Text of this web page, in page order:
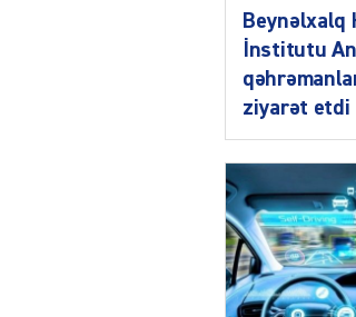
Beynəlxalq
İnstitutu
ziyarət etdi